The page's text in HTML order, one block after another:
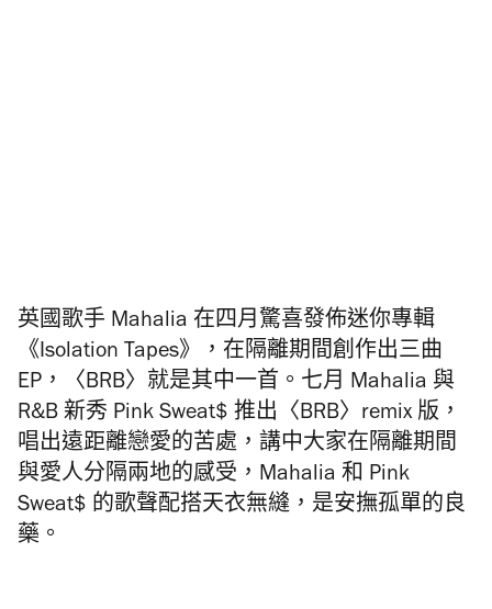
英國歌手 Mahalia 在四月驚喜發佈迷你專輯
《Isolation Tapes》，在隔離期間創作出三曲
EP ，〈BRB〉就是其中一首。七月 Mahalia 與
R&B 新秀 Pink Sweat$ 推出〈BRB〉remix 版，
唱出遠距離戀愛的苦處，講中大家在隔離期間
與愛人分隔兩地的感受，Mahalia 和 Pink
Sweat$ 的歌聲配搭天衣無縫，是安撫孤單的良
藥。